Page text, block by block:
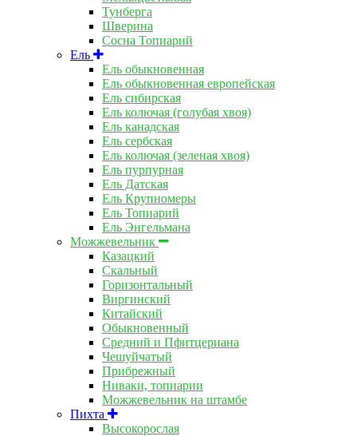
Тунберга
Шверина
Сосна Топиарий
Ель
Ель обыкновенная
Ель обыкновенная европейская
Ель сибирская
Ель колючая (голубая хвоя)
Ель канадская
Ель сербская
Ель колючая (зеленая хвоя)
Ель пурпурная
Ель Датская
Ель Крупномеры
Ель Топиарий
Ель Энгельмана
Можжевельник
Казацкий
Скальный
Горизонтальный
Виргинский
Китайский
Обыкновенный
Средний и Пфитцериана
Чешуйчатый
Прибрежный
Ниваки, топиарии
Можжевельник на штамбе
Пихта
Высокорослая